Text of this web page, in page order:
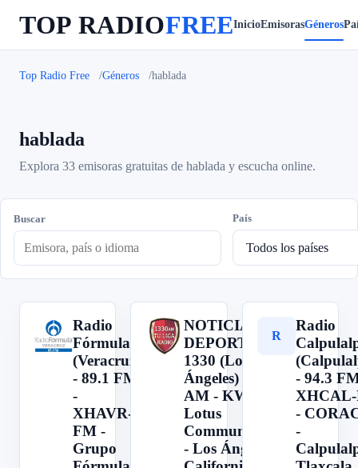
TOP RADIOFREEInicioEmisorasGéneros
Top Radio Free Géneros hablada
hablada
Explora 33 emisoras gratuitas de hablada y escucha online.
Buscar País
R
Radio
Fórmula
(Veracruz)
- 89.1 FM
-
XHAVR-
FM -
Grupo
N
NOTICIAS Y
DEPORTES
1330 (Los
Ángeles) - 1330
AM - KWKW -
Lotus
Communications
- Los Ángeles,
R
Radio
- 94.3
-
-